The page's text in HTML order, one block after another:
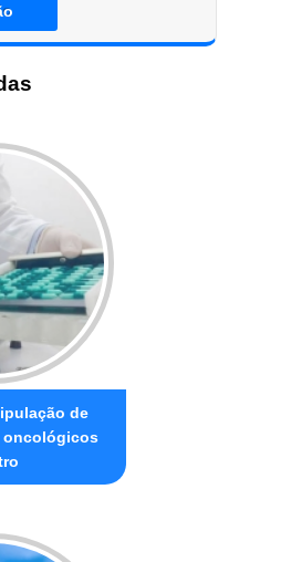
de
oncológicos